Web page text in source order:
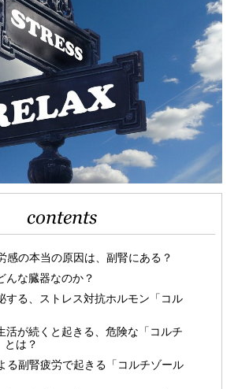
contents
感の本当の原因は、副腎にある？
んな臓器なのか？
する、ストレス対抗ホルモン「コル
活が続くと起きる、危険な「コルチ
とは？
る副腎疲労で起きる「コルチゾール